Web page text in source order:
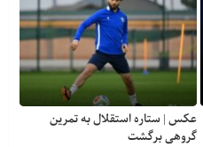
عکس | ستاره استقلال به تمرین
گروهی برگشت